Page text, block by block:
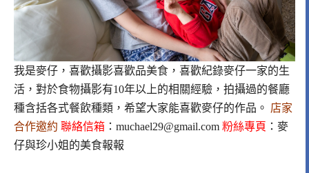
我是麥仔，喜歡攝影喜歡品美食，喜歡紀錄麥仔一家的生
活，對於食物攝影有10年以上的相關經驗，拍攝過的餐廳
種含括各式餐飲種類，希望大家能喜歡麥仔的作品。 店家
合作邀約 聯絡信箱 ： muchael29@gmail.com 粉絲專頁 ： 麥
仔與珍小姐的美食報報